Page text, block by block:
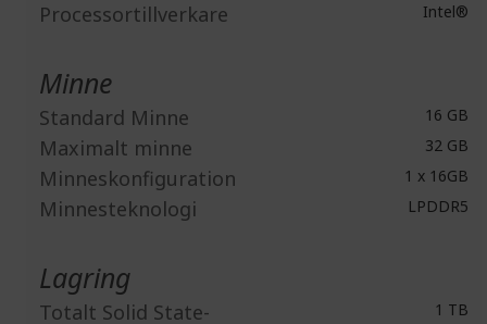
Processortillverkare Intel®
Minne
Standard Minne 16 GB
Maximalt minne 32 GB
Minneskonfiguration 1 x 16GB
Minnesteknologi LPDDR5
Lagring
Totalt Solid State- 1 TB